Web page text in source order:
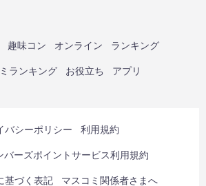
趣味コン オンライン ランキング
ランキング お役立ち アプリ
バシーポリシー 利用規約
バーズポイントサービス利用規約
基づく表記 マスコミ関係者さまへ